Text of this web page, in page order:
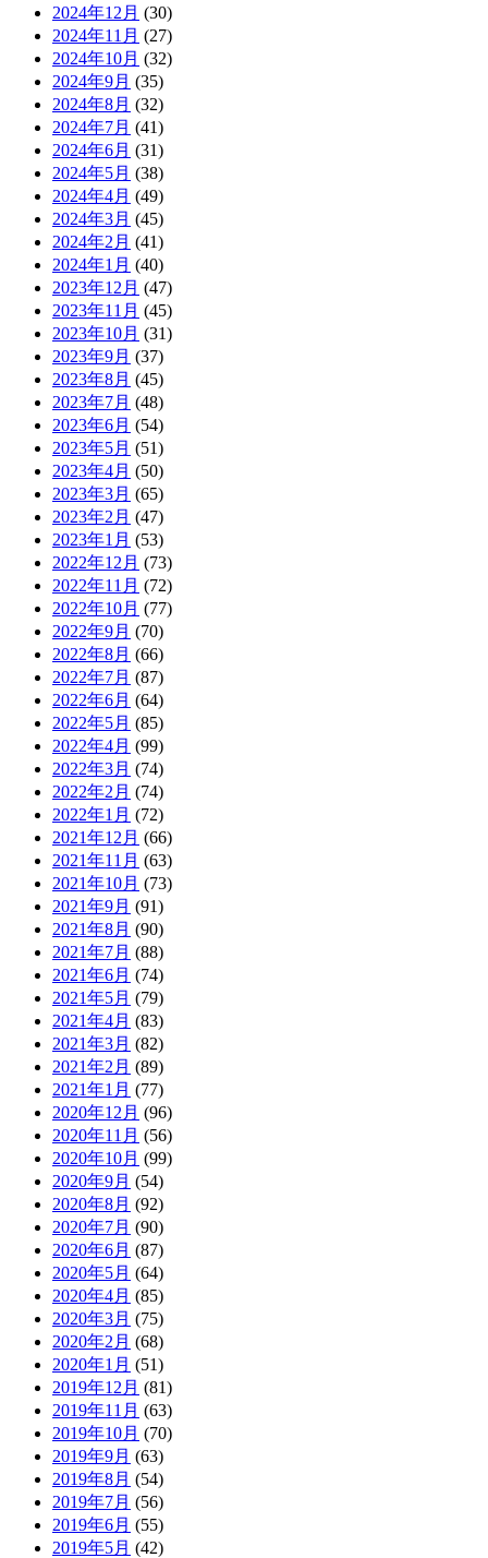
2024年12月 (30)
2024年11月 (27)
2024年10月 (32)
2024年9月 (35)
2024年8月 (32)
2024年7月 (41)
2024年6月 (31)
2024年5月 (38)
2024年4月 (49)
2024年3月 (45)
2024年2月 (41)
2024年1月 (40)
2023年12月 (47)
2023年11月 (45)
2023年10月 (31)
2023年9月 (37)
2023年8月 (45)
2023年7月 (48)
2023年6月 (54)
2023年5月 (51)
2023年4月 (50)
2023年3月 (65)
2023年2月 (47)
2023年1月 (53)
2022年12月 (73)
2022年11月 (72)
2022年10月 (77)
2022年9月 (70)
2022年8月 (66)
2022年7月 (87)
2022年6月 (64)
2022年5月 (85)
2022年4月 (99)
2022年3月 (74)
2022年2月 (74)
2022年1月 (72)
2021年12月 (66)
2021年11月 (63)
2021年10月 (73)
2021年9月 (91)
2021年8月 (90)
2021年7月 (88)
2021年6月 (74)
2021年5月 (79)
2021年4月 (83)
2021年3月 (82)
2021年2月 (89)
2021年1月 (77)
2020年12月 (96)
2020年11月 (56)
2020年10月 (99)
2020年9月 (54)
2020年8月 (92)
2020年7月 (90)
2020年6月 (87)
2020年5月 (64)
2020年4月 (85)
2020年3月 (75)
2020年2月 (68)
2020年1月 (51)
2019年12月 (81)
2019年11月 (63)
2019年10月 (70)
2019年9月 (63)
2019年8月 (54)
2019年7月 (56)
2019年6月 (55)
2019年5月 (42)